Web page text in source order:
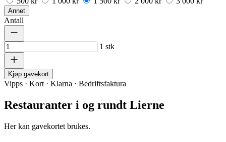
Annet
Antall
1 stk
Kjøp gavekort
Vipps · Kort · Klarna · Bedriftsfaktura
Restauranter i og rundt Lierne
Her kan gavekortet brukes.